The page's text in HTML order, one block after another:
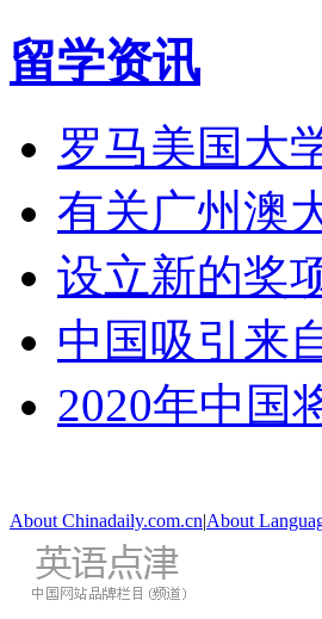
留学资讯
罗马美国大
有关广州澳
设立新的奖
中国吸引来
2020年中国
About Chinadaily.com.cn|About